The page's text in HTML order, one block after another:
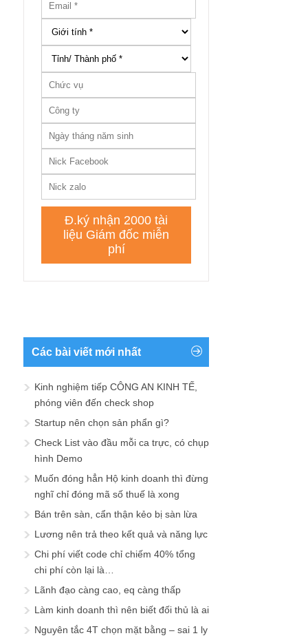
Các bài viết mới nhất
Kinh nghiệm tiếp CÔNG AN KINH TẾ,
phóng viên đến check shop
Startup nên chọn sản phẩn gì?
Check List vào đầu mỗi ca trực, có chụp
hình Demo
Muốn đóng hẳn Hộ kinh doanh thì đừng
nghĩ chỉ đóng mã số thuế là xong
Bán trên sàn, cẩn thận kẻo bị sàn lừa
Lương nên trả theo kết quả và năng lực
Chi phí viết code chỉ chiếm 40% tổng
chi phí còn lại là…
Lãnh đạo càng cao, eq càng thấp
Làm kinh doanh thì nên biết đối thủ là ai
Nguyên tắc 4T chọn mặt bằng – sai 1 ly